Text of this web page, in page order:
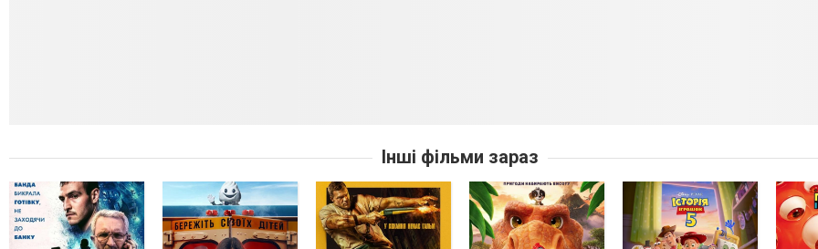
Інші фільми зараз